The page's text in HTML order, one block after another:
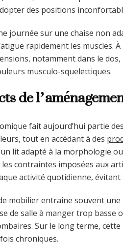
des positions
journée sur une chaise non
rapidement les muscles.
notamment dans le
musculo-squelettiques.
de
fait aujourd’hui partie
tout en accédant à des
lit adapté à la morphologie
contraintes imposées aux
activité quotidienne,
mobilier entraîne souvent
de salle à manger trop basse
Sur le long terme,
chroniques.